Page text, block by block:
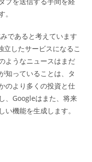
であると考えています
したサービスになるこ
ようなニュースはまだ
知っていることは、タ
のより多くの投資と仕
、Googleはまた、将来
機能を生成します。